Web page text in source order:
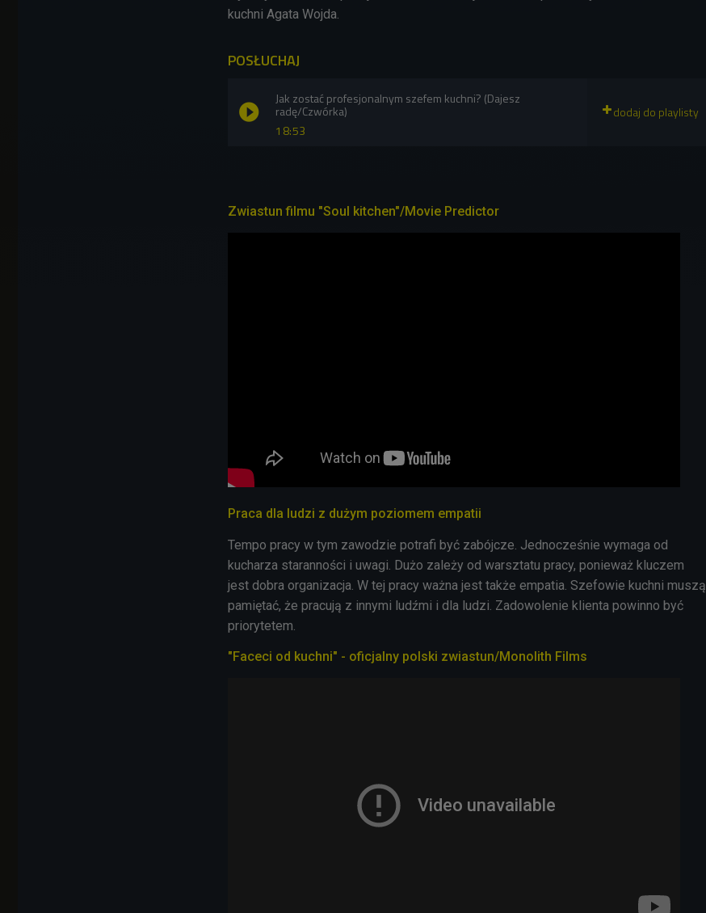
kuchni Agata Wojda.
POSŁUCHAJ
18:53
Jak zostać profesjonalnym szefem kuchni? (Dajesz
radę/Czwórka)
Zwiastun filmu "Soul kitchen"/Movie Predictor
Praca dla ludzi z dużym poziomem empatii
Tempo pracy w tym zawodzie potrafi być zabójcze. Jednocześnie wymaga od
kucharza staranności i uwagi. Dużo zależy od warsztatu pracy, ponieważ kluczem
jest dobra organizacja. W tej pracy ważna jest także empatia. Szefowie kuchni muszą
pamiętać, że pracują z innymi ludźmi i dla ludzi. Zadowolenie klienta powinno być
priorytetem.
"Faceci od kuchni" - oficjalny polski zwiastun/Monolith Films